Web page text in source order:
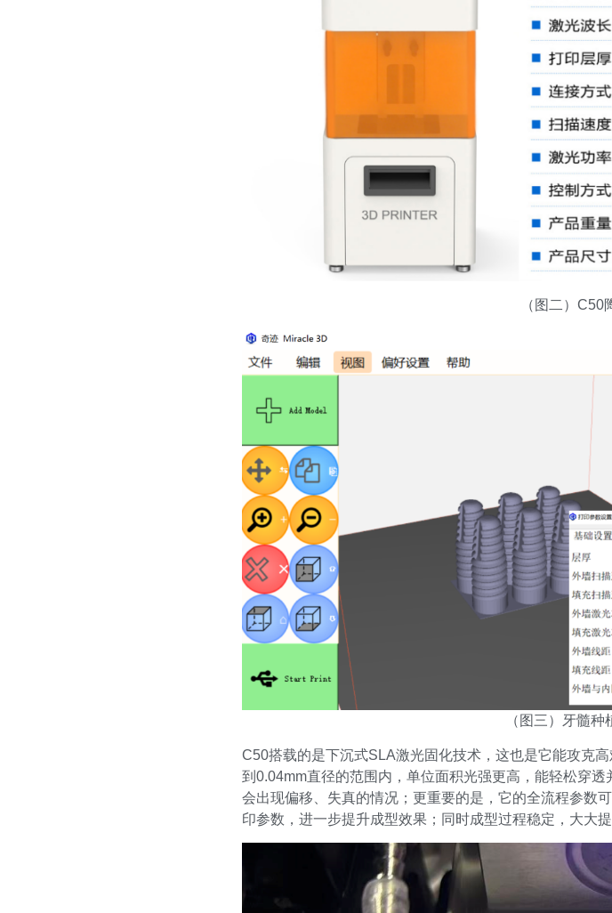
（图二）C50
（图三）牙髓
C50搭载的是下沉式SLA激光固化技术，这也是它能攻克
到0.04mm直径的范围内，单位面积光强更高，能轻松穿
会出现偏移、失真的情况；更重要的是，它的全流程参数
印参数，进一步提升成型效果；同时成型过程稳定，大大